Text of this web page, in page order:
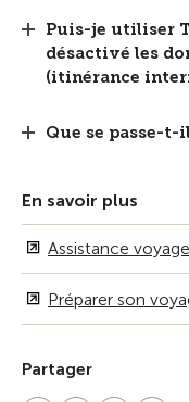
Puis-je utiliser
désactivé les
(itinérance
Que se passe-t-
En savoir plus
Assistance
Préparer son
Partager